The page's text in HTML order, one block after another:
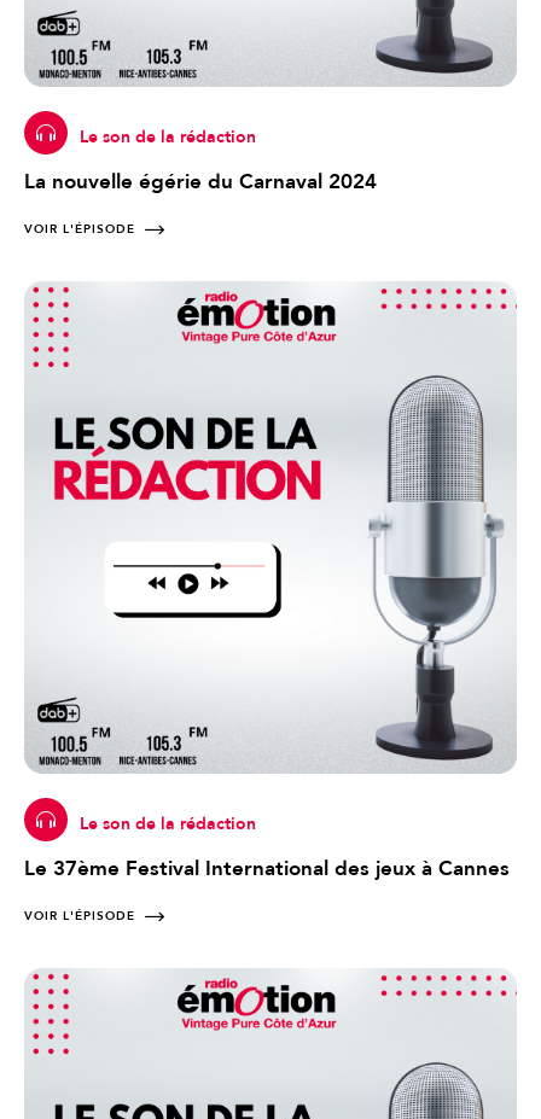
Le son de la rédaction
La nouvelle égérie du Carnaval 2024
VOIR L'ÉPISODE
Le son de la rédaction
Le 37ème Festival International des jeux à Cannes
VOIR L'ÉPISODE